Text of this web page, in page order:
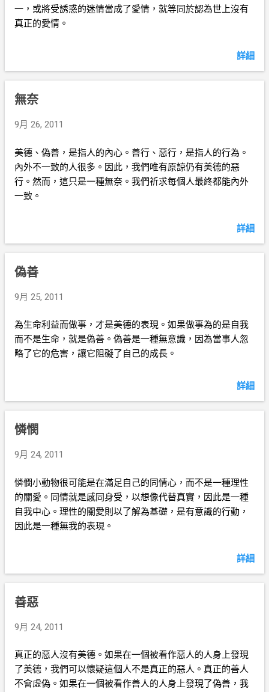
一，或將受誘惑的迷情當成了愛情，就等同於認為世上沒有
真正的愛情。
詳細
無奈
9月 26, 2011
美德、偽善，是指人的內心。善行、惡行，是指人的行為。
內外不一致的人很多。因此，我們唯有原諒仍有美德的惡
行。然而，這只是一種無奈。我們祈求每個人最終都能內外
一致。
詳細
偽善
9月 25, 2011
為生命利益而做事，才是美德的表現。如果做事為的是自我
而不是生命，就是偽善。偽善是一種無意識，因為當事人忽
略了它的危害，讓它阻礙了自己的成長。
詳細
憐憫
9月 24, 2011
憐憫小動物很可能是在滿足自己的同情心，而不是一種理性
的關愛。同情就是感同身受，以想像代替真實，因此是一種
自我中心。理性的關愛則以了解為基礎，是有意識的行動，
因此是一種無我的表現。
詳細
善惡
9月 24, 2011
真正的惡人沒有美德。如果在一個被看作惡人的人身上發現
了美德，我們可以懷疑這個人不是真正的惡人。真正的善人
不會虛偽。如果在一個被看作善人的人身上發現了偽善，我